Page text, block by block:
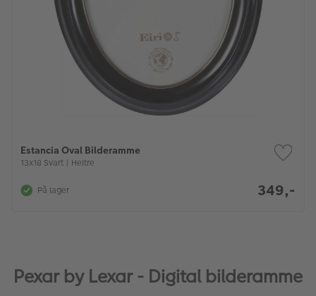
Estancia Oval Bilderamme
13x18 Svart | Heltre
På lager 349,-
Pexar by Lexar - Digital bilderamme